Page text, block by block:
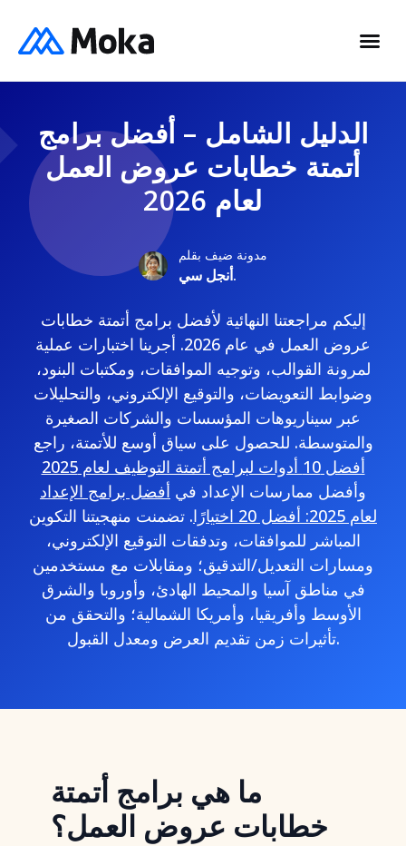
الدليل الشامل – أفضل برامج
أتمتة خطابات عروض العمل
لعام 2026
مدونة ضيف بقلم
أنجل سي.
إليكم مراجعتنا النهائية لأفضل برامج أتمتة خطابات
عروض العمل في عام 2026. أجرينا اختبارات عملية
لمرونة القوالب، وتوجيه الموافقات، ومكتبات البنود،
وضوابط التعويضات، والتوقيع الإلكتروني، والتحليلات
عبر سيناريوهات المؤسسات والشركات الصغيرة
والمتوسطة. للحصول على سياق أوسع للأتمتة، راجع
أفضل 10 أدوات لبرامج أتمتة التوظيف لعام 2025
وأفضل ممارسات الإعداد في أفضل برامج الإعداد
لعام 2025: أفضل 20 اختيارًا
. تضمنت منهجيتنا التكوين
المباشر للموافقات، وتدفقات التوقيع الإلكتروني،
ومسارات التعديل/التدقيق؛ ومقابلات مع مستخدمين
في مناطق آسيا والمحيط الهادئ، وأوروبا والشرق
الأوسط وأفريقيا، وأمريكا الشمالية؛ والتحقق من
تأثيرات زمن تقديم العرض ومعدل القبول.
ما هي برامج أتمتة
خطابات عروض العمل؟